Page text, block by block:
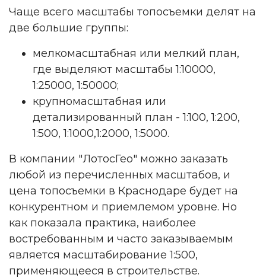
Чаще всего масштабы топосъемки делят на
две большие группы:
мелкомасштабная или мелкий план,
где выделяют масштабы 1:10000,
1:25000, 1:50000;
крупномасштабная или
детализированный план - 1:100, 1:200,
1:500, 1:1000,1:2000, 1:5000.
В компании "ЛотосГео" можно заказать
любой из перечисленных масштабов, и
цена топосъемки в Краснодаре будет на
конкурентном и приемлемом уровне. Но
как показала практика, наиболее
востребованным и часто заказываемым
является масштабирование 1:500,
применяющееся в строительстве.